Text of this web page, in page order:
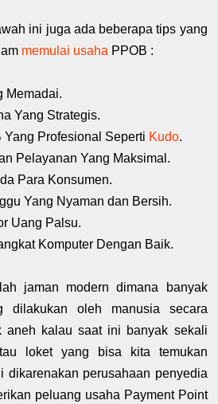
ini juga ada beberapa tips yang
memulai usaha PPOB :
Memadai.
Yang Strategis.
Profesional Seperti Kudo.
Pelayanan Yang Maksimal.
Para Konsumen.
Yang Nyaman dan Bersih.
Uang Palsu.
Komputer Dengan Baik.
jaman modern dimana banyak
dilakukan oleh manusia secara
aneh kalau saat ini banyak sekali
loket yang bisa kita temukan
dikarenakan perusahaan penyedia
peluang usaha Payment Point